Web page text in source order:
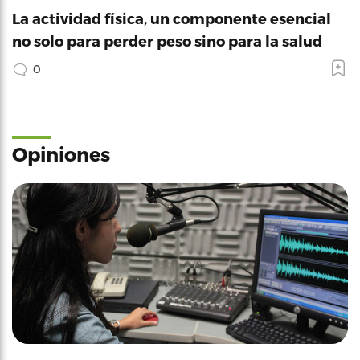
La actividad física, un componente esencial
no solo para perder peso sino para la salud
0
Opiniones